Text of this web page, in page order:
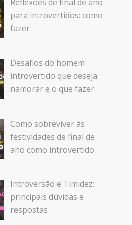
para introvertidos: como
fazer
Desafios do homem
introvertido que deseja
namorar e o que fazer
Como sobreviver às
festividades de final de
ano como introvertido
Introversão e Timidez:
principais dúvidas e
respostas